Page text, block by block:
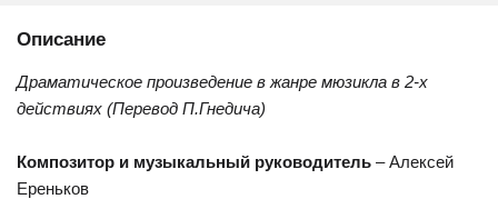
Описание
Драматическое произведение в жанре мюзикла в 2-х
действиях (Перевод П.Гнедича)
Композитор и музыкальный руководитель – Алексей
Ереньков